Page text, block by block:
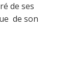
de ses
de son